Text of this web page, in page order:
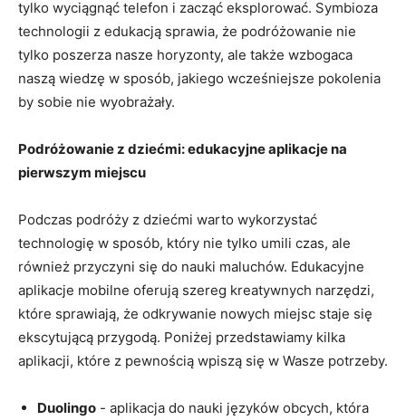
tylko wyciągnąć telefon i zacząć eksplorować. Symbioza
technologii z edukacją sprawia, że podróżowanie⁢ nie​
tylko poszerza nasze horyzonty, ale także wzbogaca
naszą wiedzę w sposób, jakiego⁣ wcześniejsze ⁤pokolenia‌
by sobie​ nie​ wyobrażały.
Podróżowanie z dziećmi:​ edukacyjne aplikacje⁤ na
pierwszym miejscu
Podczas podróży z dziećmi warto​ wykorzystać
technologię w sposób, który nie tylko umili czas, ale
również przyczyni się do nauki maluchów. Edukacyjne
⁢aplikacje mobilne oferują ⁢szereg kreatywnych ⁣narzędzi,
które sprawiają, że ⁢odkrywanie ‍nowych miejsc staje się
‍ekscytującą przygodą. Poniżej przedstawiamy kilka
‌aplikacji, które​ z pewnością wpiszą​ się w ⁤Wasze potrzeby.
Duolingo ⁣- aplikacja⁣ do nauki języków ⁢obcych, która